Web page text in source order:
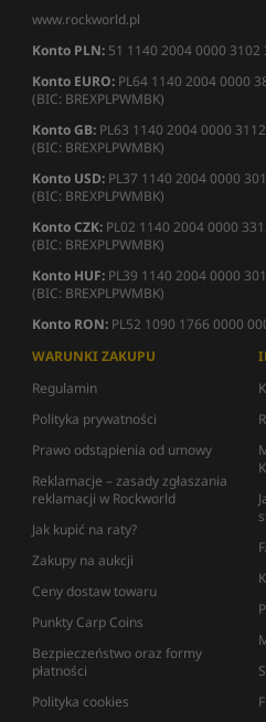
www.rockworld.pl
Konto PLN: 51 1140 2004 0000 3102
Konto EURO: PL64 1140 2004 0000
(BIC: BREXPLPWMBK)
Konto GB: PL63 1140 2004 0000
(BIC: BREXPLPWMBK)
Konto USD: PL37 1140 2004 0000
(BIC: BREXPLPWMBK)
Konto CZK: PL02 1140 2004 0000
(BIC: BREXPLPWMBK)
Konto HUF: PL39 1140 2004 0000
(BIC: BREXPLPWMBK)
Konto RON: PL52 1090 1766 0000
WARUNKI ZAKUPU
Regulamin
Polityka prywatności
Prawo odstąpienia od umowy
Reklamacje – zasady zgłaszania
reklamacji w Rockworld
Jak kupić na raty?
Zakupy na aukcji
Ceny dostaw towaru
Punkty Carp Coins
Bezpieczeństwo oraz formy
płatności
Polityka cookies